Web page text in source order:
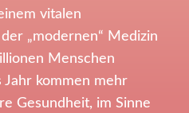
vitalen
„modernen“ Medizin
Menschen
kommen mehr
Gesundheit, im Sinne